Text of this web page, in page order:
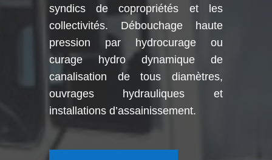
syndics de copropriétés et les
collectivités. Débouchage haute
pression par hydrocurage ou
curage hydro dynamique de
canalisation de tous diamètres,
ouvrages hydrauliques et
installations d’assainissement.